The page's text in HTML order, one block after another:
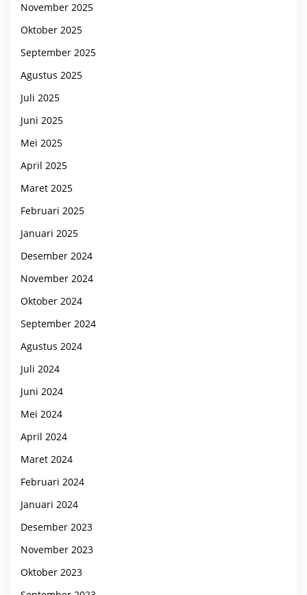
November 2025
Oktober 2025
September 2025
Agustus 2025
Juli 2025
Juni 2025
Mei 2025
April 2025
Maret 2025
Februari 2025
Januari 2025
Desember 2024
November 2024
Oktober 2024
September 2024
Agustus 2024
Juli 2024
Juni 2024
Mei 2024
April 2024
Maret 2024
Februari 2024
Januari 2024
Desember 2023
November 2023
Oktober 2023